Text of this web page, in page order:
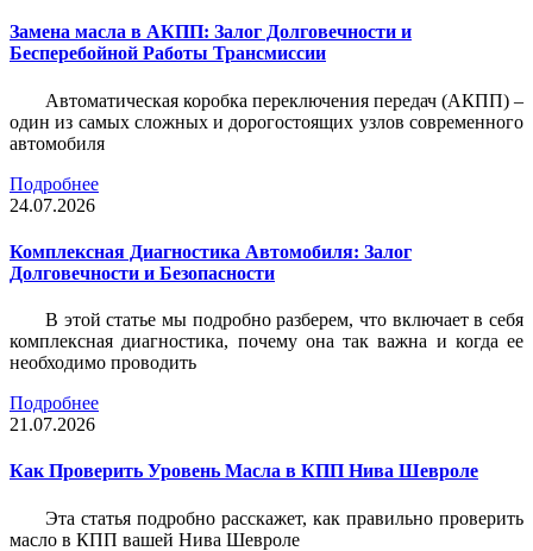
Замена масла в АКПП: Залог Долговечности и
Бесперебойной Работы Трансмиссии
Автоматическая коробка переключения передач (АКПП) –
один из самых сложных и дорогостоящих узлов современного
автомобиля
Подробнее
24.07.2026
Комплексная Диагностика Автомобиля: Залог
Долговечности и Безопасности
В этой статье мы подробно разберем, что включает в себя
комплексная диагностика, почему она так важна и когда ее
необходимо проводить
Подробнее
21.07.2026
Как Проверить Уровень Масла в КПП Нива Шевроле
Эта статья подробно расскажет, как правильно проверить
масло в КПП вашей Нива Шевроле